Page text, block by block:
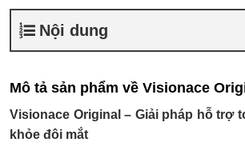
Nội dung
Mô tả sản phẩm về Visionace
Visionace Original – Giải pháp hỗ trợ
khỏe đôi mắt